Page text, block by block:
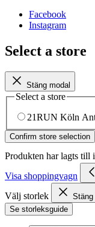
Facebook
Instagram
Select a store
Stäng modal
Select a store
21RUN Köln
Confirm store selection
Produkten har lagts till
Visa shoppingvagn
Välj storlek
Stäng
Se storleksguide